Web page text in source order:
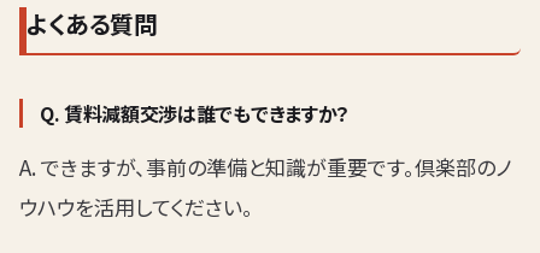
よくある質問
Q. 賃料減額交渉は誰でもできますか？
A. できますが、事前の準備と知識が重要です。倶楽部のノ
ウハウを活用してください。